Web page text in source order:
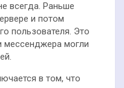
всегда. Раньше
и потом
пользователя. Это
мессенджера могли
в том, что